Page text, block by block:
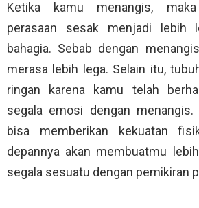
Ketika kamu menangis,
perasaan sesak menjadi lebih
bahagia. Sebab dengan
merasa lebih lega. Selain itu,
ringan karena kamu telah
segala emosi dengan menangis.
bisa memberikan kekuatan
depannya akan membuatmu
segala sesuatu dengan pemikiran